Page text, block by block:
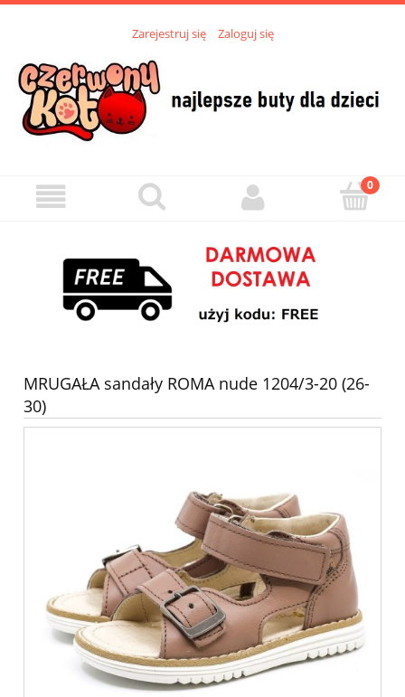
Zarejestruj się Zaloguj się
MRUGAŁA sandały ROMA nude 1204/3-20 (26-
30)